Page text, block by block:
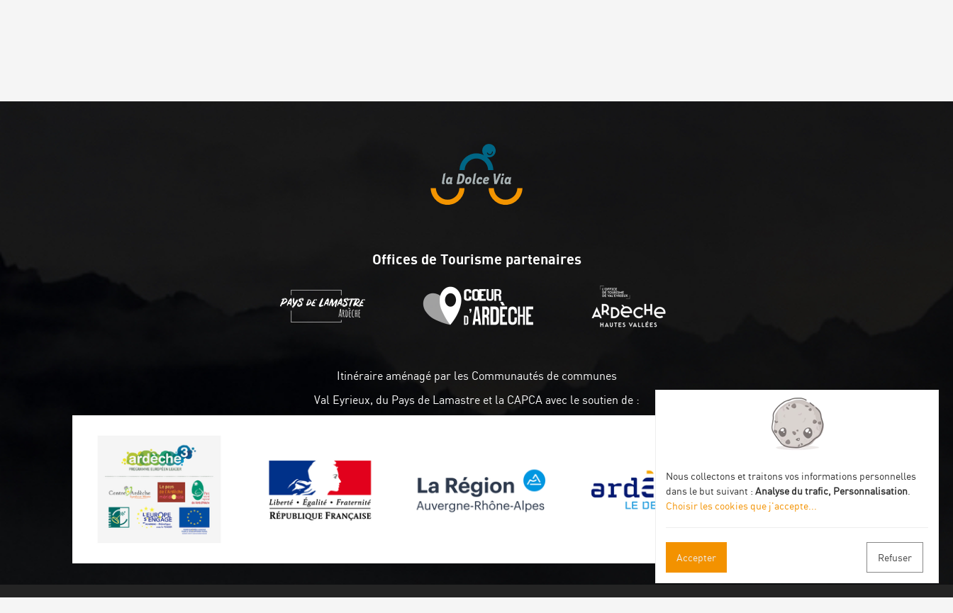
Offices de Tourisme partenaires
Itinéraire aménagé par les Communautés de communes
Val Eyrieux, du Pays de Lamastre et la CAPCA avec le soutien de :
Nous collectons et traitons vos informations personnelles
dans le but suivant : Analyse du trafic, Personnalisation
Choisir les cookies que j'accepte
Accepter Refuser